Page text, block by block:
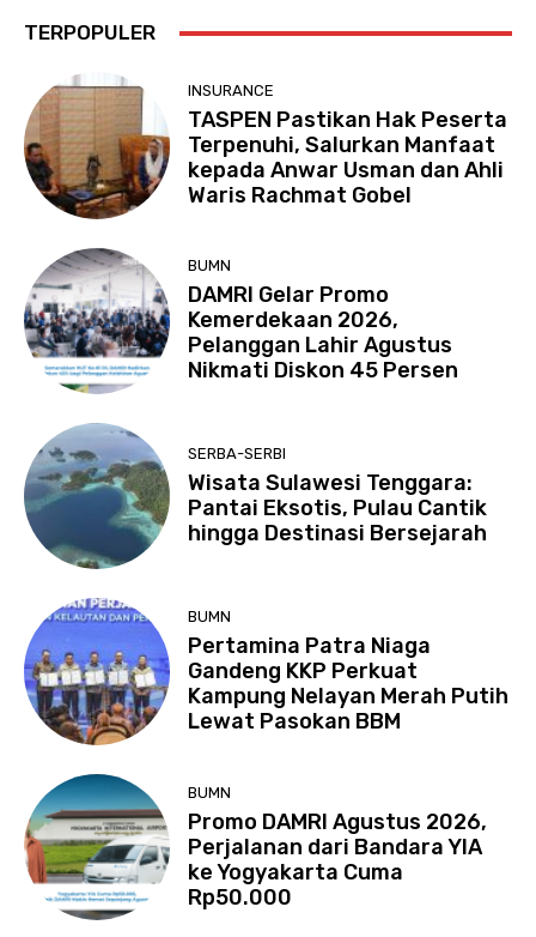
TERPOPULER
INSURANCE
TASPEN Pastikan Hak Peserta
Terpenuhi, Salurkan Manfaat
kepada Anwar Usman dan Ahli
Waris Rachmat Gobel
BUMN
DAMRI Gelar Promo
Kemerdekaan 2026,
Pelanggan Lahir Agustus
Nikmati Diskon 45 Persen
SERBA-SERBI
Wisata Sulawesi Tenggara:
Pantai Eksotis, Pulau Cantik
hingga Destinasi Bersejarah
BUMN
Pertamina Patra Niaga
Gandeng KKP Perkuat
Kampung Nelayan Merah Putih
Lewat Pasokan BBM
BUMN
Promo DAMRI Agustus 2026,
Perjalanan dari Bandara YIA
ke Yogyakarta Cuma
Rp50.000